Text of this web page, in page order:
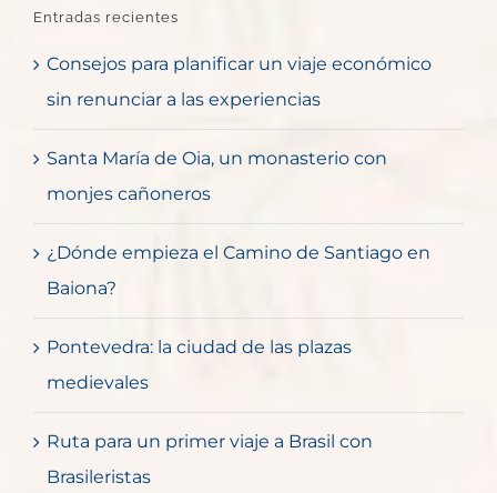
Entradas recientes
Consejos para planificar un viaje económico
sin renunciar a las experiencias
Santa María de Oia, un monasterio con
monjes cañoneros
¿Dónde empieza el Camino de Santiago en
Baiona?
Pontevedra: la ciudad de las plazas
medievales
Ruta para un primer viaje a Brasil con
Brasileristas